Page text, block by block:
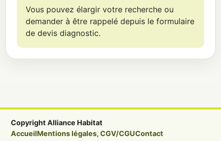
Vous pouvez élargir votre recherche ou
demander à être rappelé depuis le formulaire
de devis diagnostic.
Copyright Alliance Habitat
AccueilMentions légales, CGV/CGUContact